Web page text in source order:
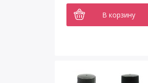
В корзину